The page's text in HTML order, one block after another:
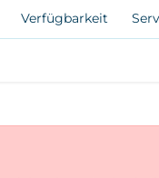
Verfügbarkeit